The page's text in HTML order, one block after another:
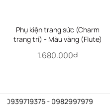
Phụ kiện trang sức (Charm
trang trí) - Màu vàng (Flute)
1.680.000₫
- 0982997979